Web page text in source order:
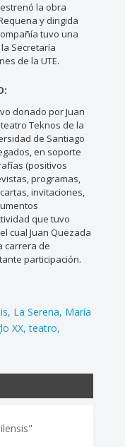
la obra
y dirigida
tuvo una
Secretaría
de la UTE.
donado por Juan
Teknos de la
de Santiago
en soporte
(positivos
programas,
invitaciones,
que tuvo
cual Juan Quezada
carrera de
participación.
La Serena María
XX teatro